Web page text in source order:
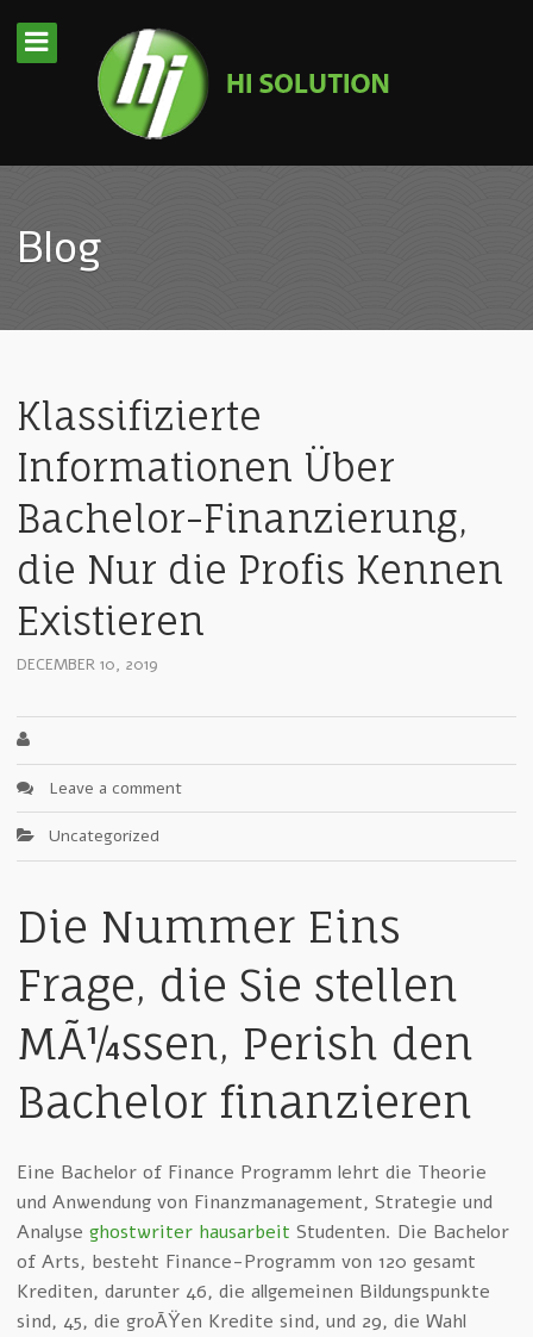
Blog
Klassifizierte
Informationen Über
Bachelor-Finanzierung,
die Nur die Profis Kennen
Existieren
DECEMBER 10, 2019
Leave a comment
Uncategorized
Die Nummer Eins
Frage, die Sie stellen
MÃ¼ssen, Perish den
Bachelor finanzieren
Eine Bachelor of Finance Programm lehrt die Theorie
und Anwendung von Finanzmanagement, Strategie und
Analyse ghostwriter hausarbeit Studenten. Die Bachelor
of Arts, besteht Finance-Programm von 120 gesamt
Krediten, darunter 46, die allgemeinen Bildungspunkte
sind, 45, die groÃŸen Kredite sind, und 29, die Wahl